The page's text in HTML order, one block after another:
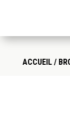
ACCUEIL/